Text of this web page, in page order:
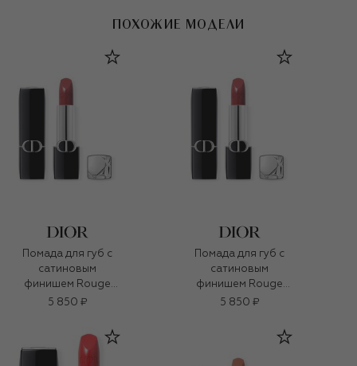
ПОХОЖИЕ МОДЕЛИ
Помада для губ с
сатиновым
финишем Rouge
Dior, оттенок 720
5 850 ₽
Помада для губ с
сатиновым
финишем Rouge
Dior, оттенок 720
5 850 ₽